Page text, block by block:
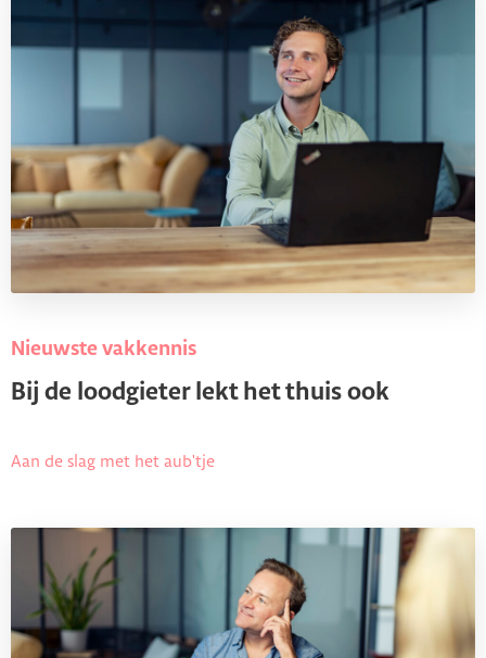
Nieuwste vakkennis
Bij de loodgieter lekt het thuis ook
Aan de slag met het aub'tje